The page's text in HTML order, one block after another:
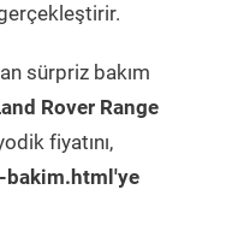
sürpriz bakım
Rover Range
fiyatını,
bakim.html'ye